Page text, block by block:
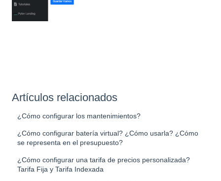
Artículos relacionados
¿Cómo configurar los mantenimientos?
¿Cómo configurar batería virtual? ¿Cómo usarla? ¿Cómo
se representa en el presupuesto?
¿Cómo configurar una tarifa de precios personalizada?
Tarifa Fija y Tarifa Indexada